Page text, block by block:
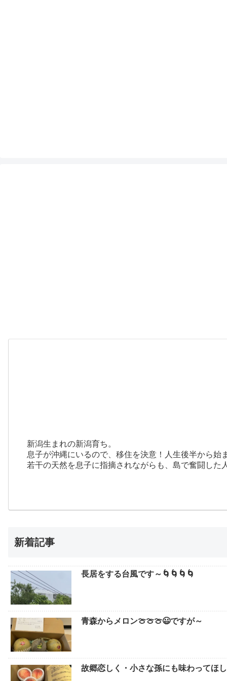
新潟生まれの新潟育ち。
息子が沖縄にいるので、移住を決意！人生後半から
若干の天然を息子に指摘されながらも、島で奮闘した
新着記事
長居をする台風です～🌀🌀🌀🌀
青森からメロン🍈🍈🍈😃ですが～
故郷恋しく・小さな孫にも味わってほ